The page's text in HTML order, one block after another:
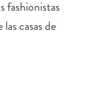
fashionistas
casas de